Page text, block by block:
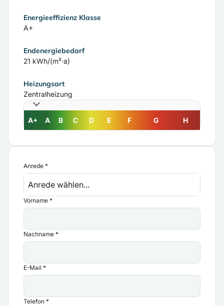
Energieeffizienz Klasse
A+
Endenergiebedarf
21 kWh/(m²·a)
Heizungsart
Zentralheizung
A+ A B C D E F G H
Anrede *
Anrede wählen...
Vorname *
Nachname *
E-Mail *
Telefon *